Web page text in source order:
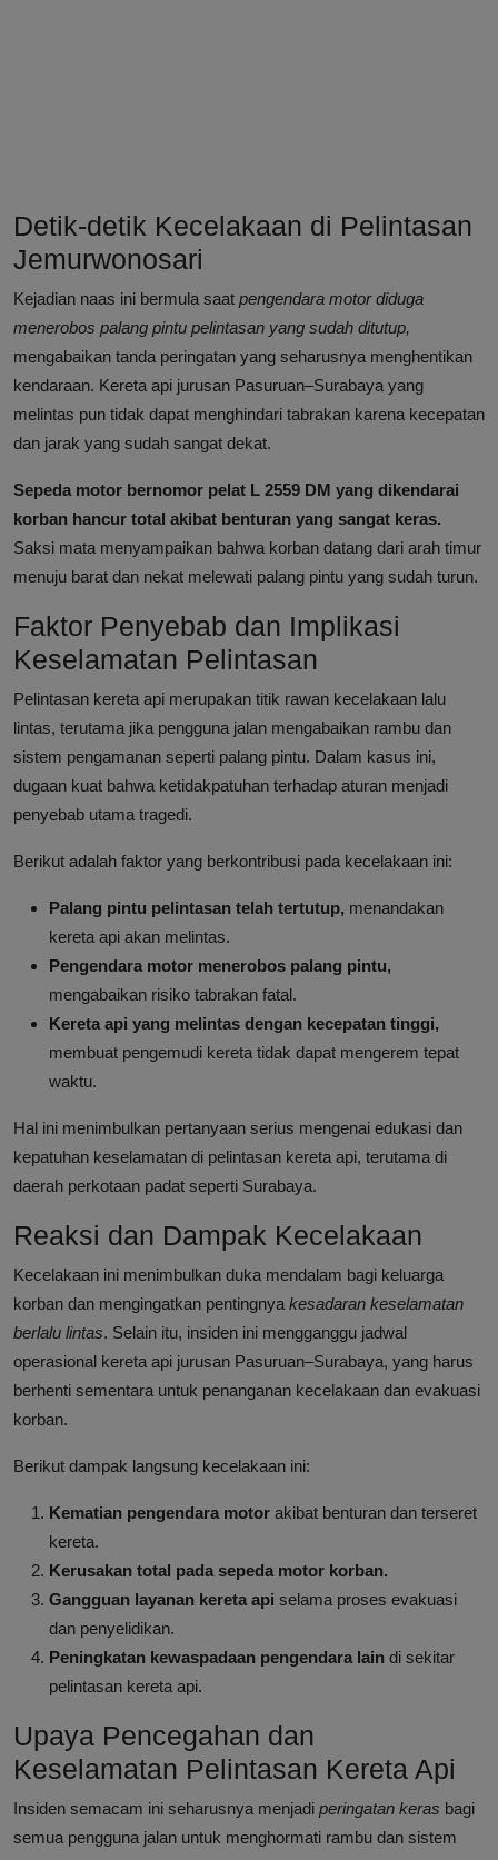
Detik-detik Kecelakaan di Pelintasan
Jemurwonosari
Kejadian naas ini bermula saat pengendara motor diduga
menerobos palang pintu pelintasan yang sudah ditutup,
mengabaikan tanda peringatan yang seharusnya menghentikan
kendaraan. Kereta api jurusan Pasuruan–Surabaya yang
melintas pun tidak dapat menghindari tabrakan karena kecepatan
dan jarak yang sudah sangat dekat.
Sepeda motor bernomor pelat L 2559 DM yang dikendarai
korban hancur total akibat benturan yang sangat keras.
Saksi mata menyampaikan bahwa korban datang dari arah timur
menuju barat dan nekat melewati palang pintu yang sudah turun.
Faktor Penyebab dan Implikasi
Keselamatan Pelintasan
Pelintasan kereta api merupakan titik rawan kecelakaan lalu
lintas, terutama jika pengguna jalan mengabaikan rambu dan
sistem pengamanan seperti palang pintu. Dalam kasus ini,
dugaan kuat bahwa ketidakpatuhan terhadap aturan menjadi
penyebab utama tragedi.
Berikut adalah faktor yang berkontribusi pada kecelakaan ini:
Palang pintu pelintasan telah tertutup, menandakan
kereta api akan melintas.
Pengendara motor menerobos palang pintu,
mengabaikan risiko tabrakan fatal.
Kereta api yang melintas dengan kecepatan tinggi,
membuat pengemudi kereta tidak dapat mengerem tepat
waktu.
Hal ini menimbulkan pertanyaan serius mengenai edukasi dan
kepatuhan keselamatan di pelintasan kereta api, terutama di
daerah perkotaan padat seperti Surabaya.
Reaksi dan Dampak Kecelakaan
Kecelakaan ini menimbulkan duka mendalam bagi keluarga
korban dan mengingatkan pentingnya kesadaran keselamatan
berlalu lintas. Selain itu, insiden ini mengganggu jadwal
operasional kereta api jurusan Pasuruan–Surabaya, yang harus
berhenti sementara untuk penanganan kecelakaan dan evakuasi
korban.
Berikut dampak langsung kecelakaan ini:
Kematian pengendara motor akibat benturan dan terseret
kereta.
Kerusakan total pada sepeda motor korban.
Gangguan layanan kereta api selama proses evakuasi
dan penyelidikan.
Peningkatan kewaspadaan pengendara lain di sekitar
pelintasan kereta api.
Upaya Pencegahan dan
Keselamatan Pelintasan Kereta Api
Insiden semacam ini seharusnya menjadi peringatan keras bagi
semua pengguna jalan untuk menghormati rambu dan sistem